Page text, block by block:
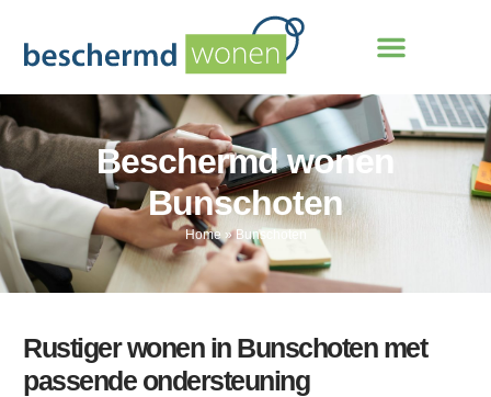
Beschermd wonen
Bunschoten
Home»Bunschoten
Rustiger wonen in Bunschoten met
passende ondersteuning